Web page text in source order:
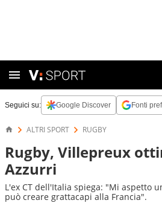
Seguici su: Google Discover Fonti
ALTRI SPORT RUGBY
Rugby, Villepreux
Azzurri
L'ex CT dell'Italia spiega: "Mi aspetto
può creare grattacapi alla Francia".